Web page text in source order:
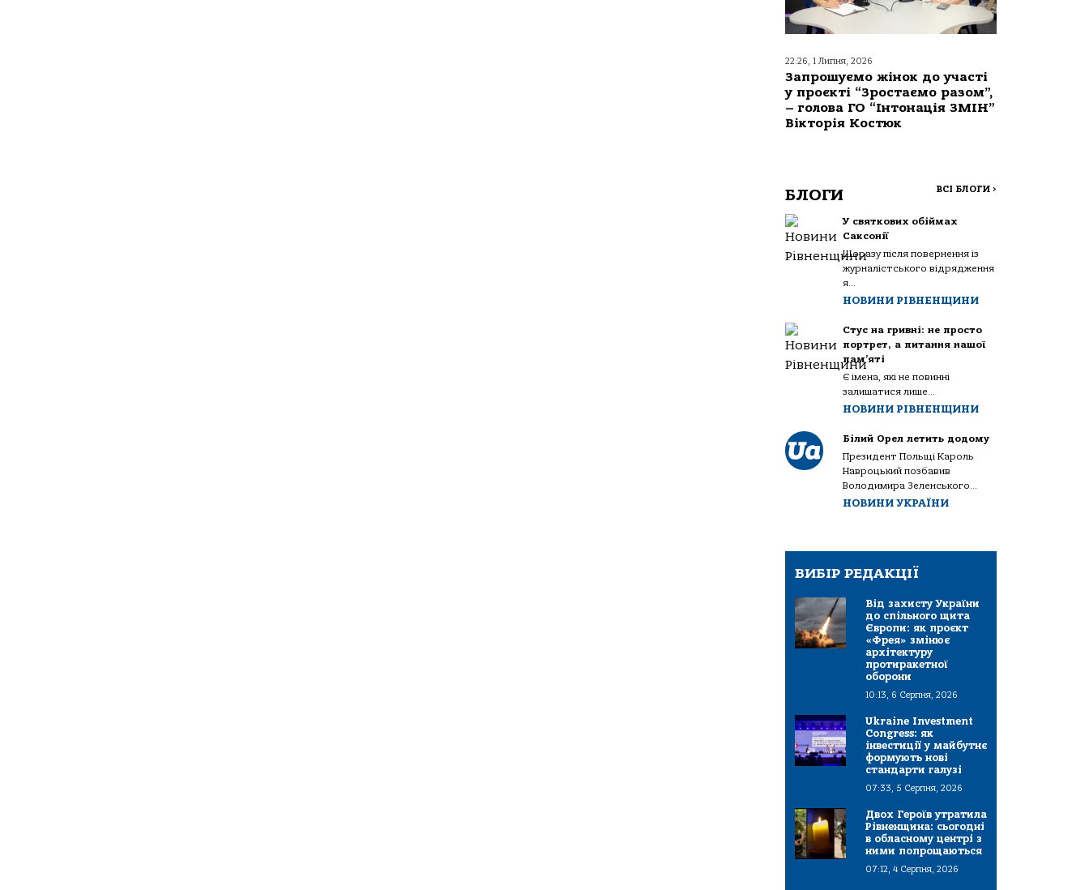
22:26, 1 Липня, 2026
Запрошуємо жінок до участі
у проєкті “Зростаємо разом”,
– голова ГО “Інтонація ЗМІН”
Вікторія Костюк
БЛОГИ ВСІ БЛОГИ >
У святкових обіймах
Саксонії
Щоразу після повернення із
журналістського відрядження
я...
НОВИНИ РІВНЕНЩИНИ
Стус на гривні: не просто
портрет, а питання нашої
пам’яті
Є імена, які не повинні
залишатися лише...
НОВИНИ РІВНЕНЩИНИ
Білий Орел летить додому
Президент Польщі Кароль
Навроцький позбавив
Володимира Зеленського...
НОВИНИ УКРАЇНИ
ВИБІР РЕДАКЦІЇ
Від захисту України
до спільного щита
Європи: як проєкт
«Фрея» змінює
архітектуру
протиракетної
оборони
10:13, 6 Серпня, 2026
Ukraine Investment
Congress: як
інвестиції у майбутнє
формують нові
стандарти галузі
07:33, 5 Серпня, 2026
Двох Героїв утратила
Рівненщина: сьогодні
в обласному центрі з
ними попрощаються
07:12, 4 Серпня, 2026